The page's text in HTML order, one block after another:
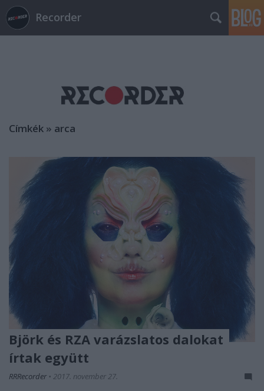
Recorder
Címkék » arca
Björk és RZA varázslatos dalokat
írtak együtt
RRRecorder • 2017. november 27.